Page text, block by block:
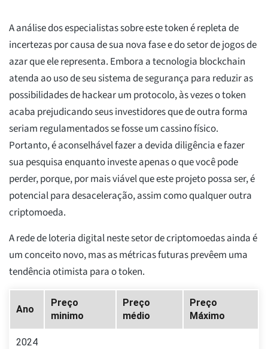
A análise dos especialistas sobre este token é repleta de
incertezas por causa de sua nova fase e do setor de jogos de
azar que ele representa. Embora a tecnologia blockchain
atenda ao uso de seu sistema de segurança para reduzir as
possibilidades de hackear um protocolo, às vezes o token
acaba prejudicando seus investidores que de outra forma
seriam regulamentados se fosse um cassino físico.
Portanto, é aconselhável fazer a devida diligência e fazer
sua pesquisa enquanto investe apenas o que você pode
perder, porque, por mais viável que este projeto possa ser, é
potencial para desaceleração, assim como qualquer outra
criptomoeda.
A rede de loteria digital neste setor de criptomoedas ainda é
um conceito novo, mas as métricas futuras prevêem uma
tendência otimista para o token.
Ano
Preço
minimo
Preço
médio
Preço
Máximo
2024